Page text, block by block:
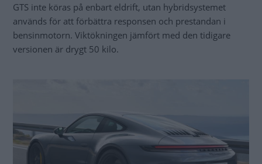
GTS inte köras på enbart eldrift, utan hybridsystemet
används för att förbättra responsen och prestandan i
bensinmotorn. Viktökningen jämfört med den tidigare
versionen är drygt 50 kilo.